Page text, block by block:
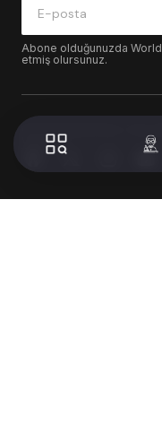
Abone olduğunuzda
etmiş olursunuz.
© 2024 WorldTurk. Tüm
Volion's